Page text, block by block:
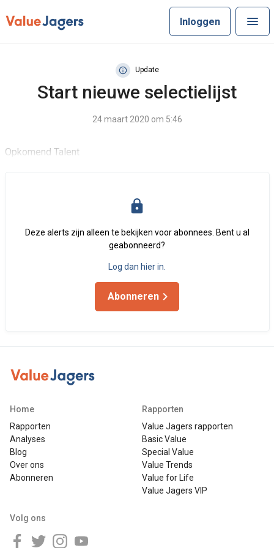
Inloggen
Update
Start nieuwe selectielijst
24 maart 2020 om 5:46
Opkomend Talent
Deze alerts zijn alleen te bekijken voor abonnees. Bent u al
geabonneerd?
Log dan hier in.
Abonneren
Home
Rapporten
Analyses
Blog
Over ons
Abonneren
Rapporten
Value Jagers rapporten
Basic Value
Special Value
Value Trends
Value for Life
Value Jagers VIP
Volg ons